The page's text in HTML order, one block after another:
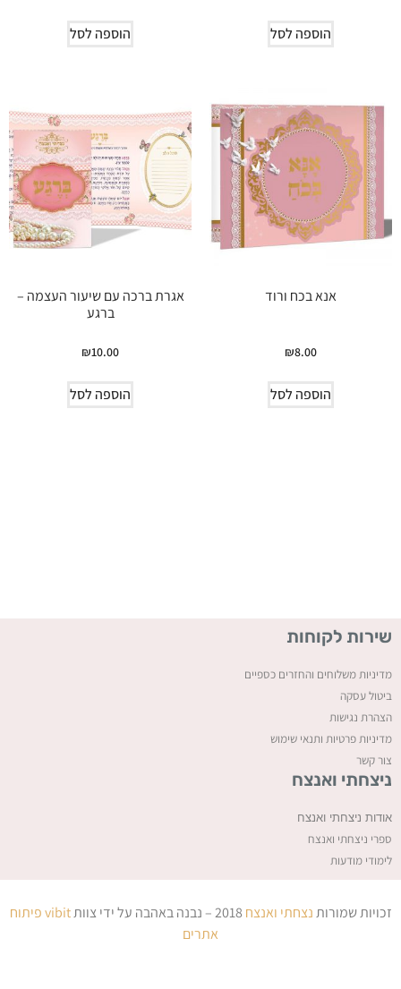
הוספה לסל הוספה לסל
אנא בכח ורוד
₪8.00
הוספה לסל
אגרת ברכה עם שיעור העצמה –
ברגע
₪10.00
הוספה לסל
שירות לקוחות
מדיניות משלוחים והחזרים כספיים
ביטול עסקה
הצהרת נגישות
מדיניות פרטיות ותנאי שימוש
צור קשר
ניצחתי ואנצח
אודות ניצחתי ואנצח
ספרי ניצחתי ואנצח
לימודי מודעות
זכויות שמורותנצחתי ואנצח2018 – נבנה באהבה על ידי צוות vibitפיתוח
אתרים